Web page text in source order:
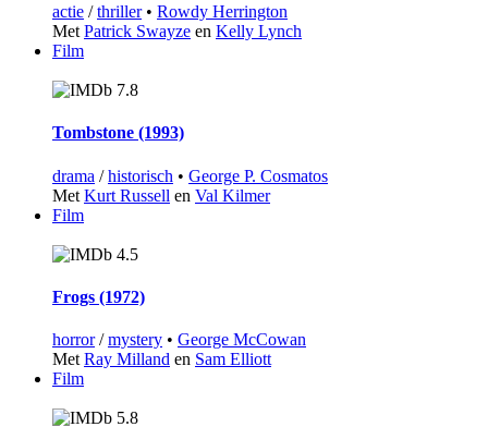
actie /thriller• Rowdy Herrington
Met Patrick Swayze en Kelly Lynch
Film
7.8
Tombstone (1993)
drama /historisch • George P. Cosmatos
Met Kurt Russell en Val Kilmer
Film
4.5
Frogs (1972)
horror/mystery • George McCowan
Met Ray Milland en Sam Elliott
Film
5.8